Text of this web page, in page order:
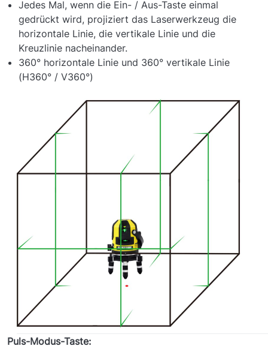
Jedes Mal, wenn die Ein- / Aus-Taste einmal
gedrückt wird, projiziert das Laserwerkzeug die
horizontale Linie, die vertikale Linie und die
Kreuzlinie nacheinander.
360° horizontale Linie und 360° vertikale Linie
(H360° / V360°)
Puls-Modus-Taste: